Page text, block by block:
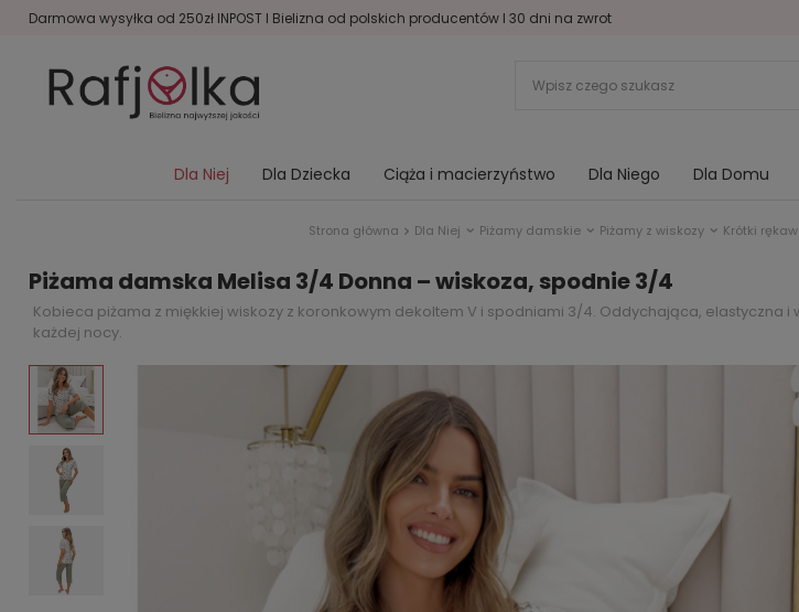
Darmowa wysyłka od 250zł INPOST I Bielizna od polskich producentów I 30 dni na zwrot
Dla Niej Dla Dziecka Ciąża i macierzyństwo Dla Niego Dla Domu
Strona główna Dla Niej Piżamy damskie Piżamy z wiskozy Krótki rękaw
Piżama damska Melisa 3/4 Donna – wiskoza, spodnie 3/4
Kobieca piżama z miękkiej wiskozy z koronkowym dekoltem V i spodniami 3/4. Oddychająca, elastyczna
każdej nocy.